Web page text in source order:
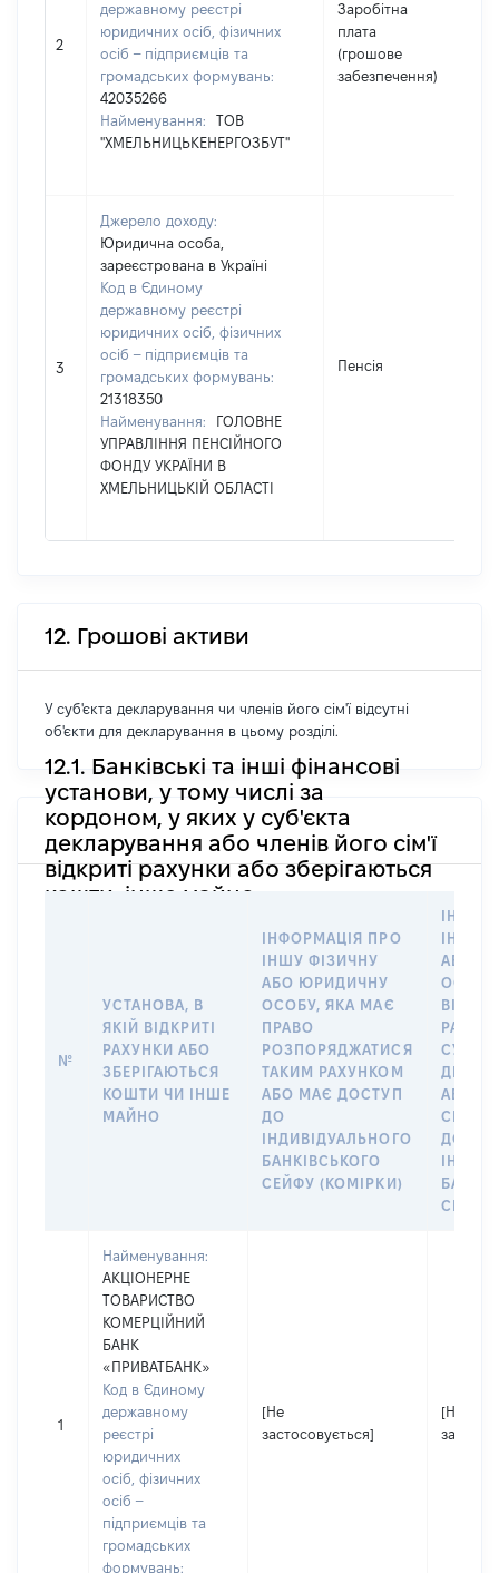
2
державному реєстрі
юридичних осіб, фізичних
осіб – підприємців та
громадських формувань:
42035266
Найменування:
ТОВ
"ХМЕЛЬНИЦЬКЕНЕРГОЗБУТ"
Заробітна
плата
(грошове
забезпечення)
3
Джерело доходу:
Юридична особа,
зареєстрована в Україні
Код в Єдиному
державному реєстрі
юридичних осіб, фізичних
осіб – підприємців та
громадських формувань:
21318350
Найменування:
ГОЛОВНЕ
УПРАВЛІННЯ ПЕНСІЙНОГО
ФОНДУ УКРАЇНИ В
ХМЕЛЬНИЦЬКІЙ ОБЛАСТІ
Пенсія
12. Грошові активи
У суб'єкта декларування чи членів його сім'ї відсутні
об'єкти для декларування в цьому розділі.
12.1. Банківські та інші фінансові
установи, у тому числі за
кордоном, у яких у суб'єкта
декларування або членів його сім'ї
відкриті рахунки або зберігаються
кошти, інше майно
№
УСТАНОВА, В
ЯКІЙ ВІДКРИТІ
РАХУНКИ АБО
ЗБЕРІГАЮТЬСЯ
КОШТИ ЧИ ІНШЕ
МАЙНО
ІНФОРМАЦІЯ ПРО
ІНШУ ФІЗИЧНУ
АБО ЮРИДИЧНУ
ОСОБУ, ЯКА МАЄ
ПРАВО
РОЗПОРЯДЖАТИСЯ
ТАКИМ РАХУНКОМ
АБО МАЄ ДОСТУП
ДО
ІНДИВІДУАЛЬНОГО
БАНКІВСЬКОГО
СЕЙФУ (КОМІРКИ)
ІНШУ
АБО
АБО
СІМ’Ї
СЕЙФУ
1
Найменування:
АКЦІОНЕРНЕ
ТОВАРИСТВО
КОМЕРЦІЙНИЙ
БАНК
«ПРИВАТБАНК»
Код в Єдиному
державному
реєстрі
юридичних
осіб, фізичних
осіб –
підприємців та
громадських
формувань:
[Не
застосовується]
[Не